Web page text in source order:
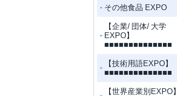
その他食品 EXPO
【企業/ 団体/ 大学
EXPO】
■■■■■■■■■■■■■■
【技術用語EXPO】
■■■■■■■■■■■■■■
【世界産業別EXPO】